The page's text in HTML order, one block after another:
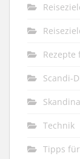
Scandi-
Technik
Tipps